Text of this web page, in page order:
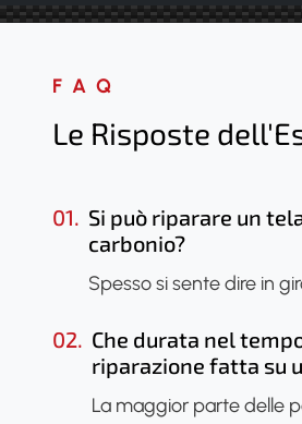
FAQ
Le Risposte
01. Si può riparare un
carbonio?
Spesso si sente dire in
02. Che durata nel
riparazione fatta su
carbonio?
La maggior parte delle